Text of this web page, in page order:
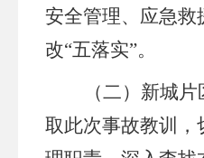
安全管理、应急救
改“五落实”。
（二） 新城片
取此次事故教训，